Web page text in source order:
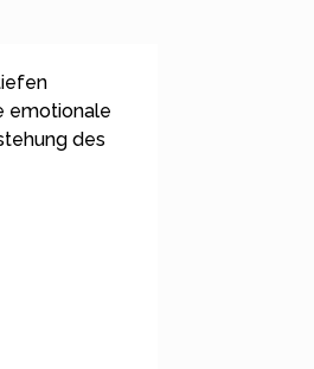
emotionale
des